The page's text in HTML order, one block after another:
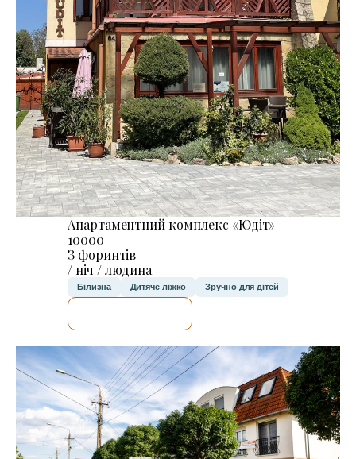
Апартаментний комплекс «Юдіт»
10000
З форинтів
/ ніч / людина
Білизна Дитяче ліжко Зручно для дітей